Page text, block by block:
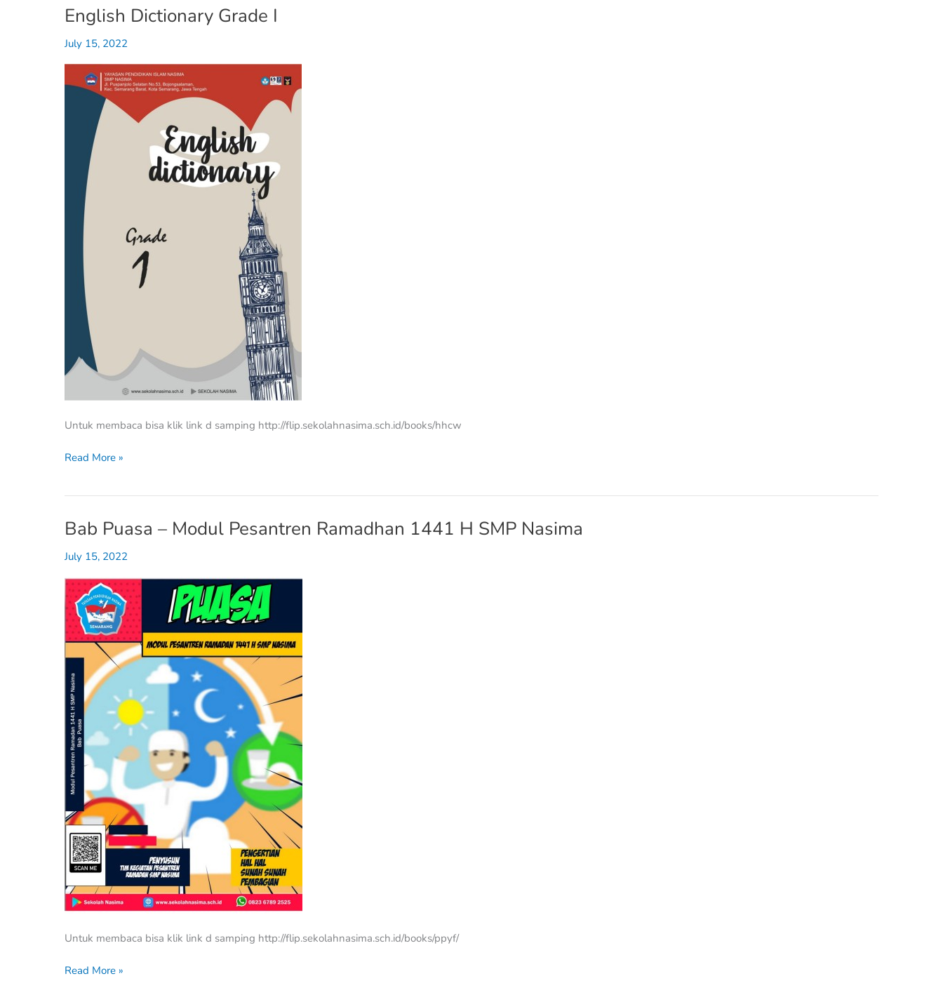
English Dictionary Grade I
July 15, 2022
Untuk membaca bisa klik link d samping http://flip.sekolahnasima.sch.id/books/hhcw
English
Dictionary
Grade
I
Read More »
Bab Puasa – Modul Pesantren Ramadhan 1441 H SMP Nasima
July 15, 2022
Untuk membaca bisa klik link d samping http://flip.sekolahnasima.sch.id/books/ppyf/
Bab
–
Modul
Pesantren
Ramadhan
1441
H
SMP
Nasima
Read More »